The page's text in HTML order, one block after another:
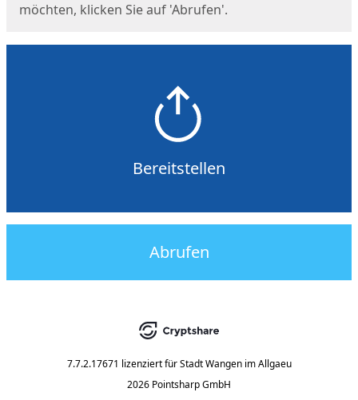
möchten, klicken Sie auf 'Abrufen'.
Bereitstellen
Abrufen
7.7.2.17671 lizenziert für Stadt Wangen im Allgaeu
2026 Pointsharp GmbH